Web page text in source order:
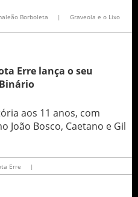
Borboleta |
Graveola e o Lixo
Erre lança o seu
aos 11 anos, com
João Bosco, Caetano e Gil
Erre |